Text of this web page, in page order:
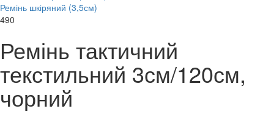
Ремінь шкіряний (3,5см)
490
Ремінь тактичний
текстильний 3см/120см,
чорний